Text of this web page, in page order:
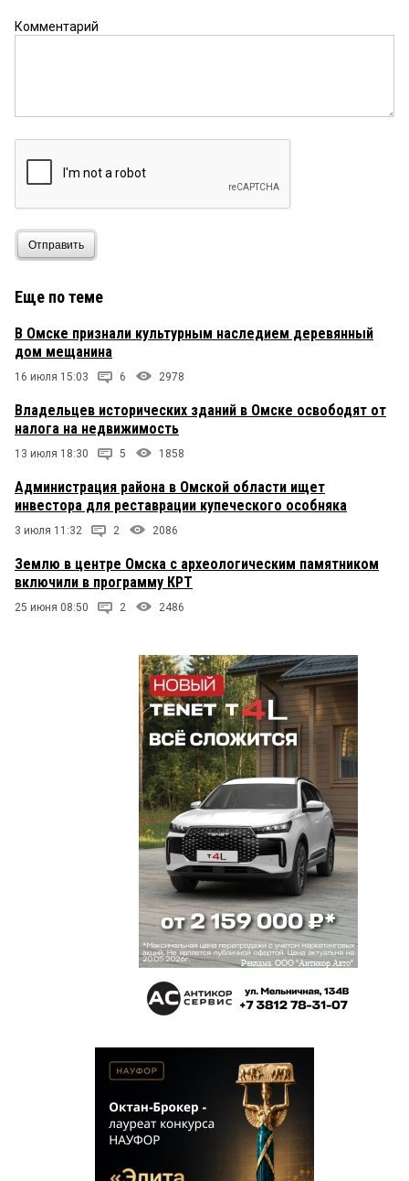
Комментарий
Отправить
Еще по теме
В Омске признали культурным наследием деревянный
дом мещанина
16 июля 15:03 6 2978
Владельцев исторических зданий в Омске освободят от
налога на недвижимость
13 июля 18:30 5 1858
Администрация района в Омской области ищет
инвестора для реставрации купеческого особняка
3 июля 11:32 2 2086
Землю в центре Омска с археологическим памятником
включили в программу КРТ
25 июня 08:50 2 2486